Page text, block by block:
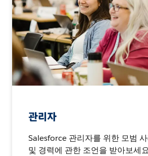
관리자
Salesforce 관리자를 위한 모범
및 경력에 관한 조언을 받아보세